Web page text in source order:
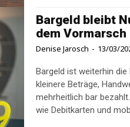
Bargeld bleibt
dem Vormarsch
Denise Jarosch - 13/03/
Bargeld ist weiterhin
kleinere Beträge,
mehrheitlich bar
wie Debitkarten und